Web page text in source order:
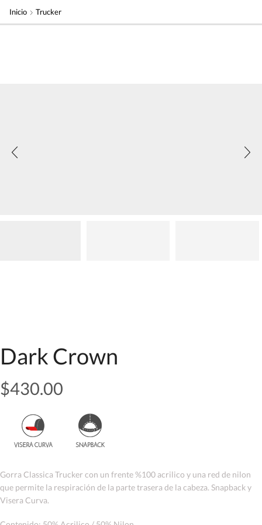
Inicio Trucker
Dark Crown
$430.00
Gorra Classica Trucker con un frente %100 acrilico y una red de nilon
que permite la respiración de la parte trasera de la cabeza. Snapback y
Visera Curva.